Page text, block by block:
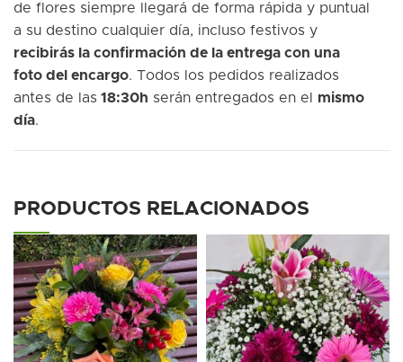
de flores siempre llegará de forma rápida y puntual
a su destino cualquier día, incluso festivos y
recibirás la confirmación de la entrega con una
foto del encargo. Todos los pedidos realizados
antes de las 18:30h serán entregados en el mismo
día.
PRODUCTOS RELACIONADOS